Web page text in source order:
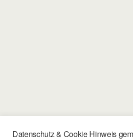
Datenschutz & Cookie Hinweis